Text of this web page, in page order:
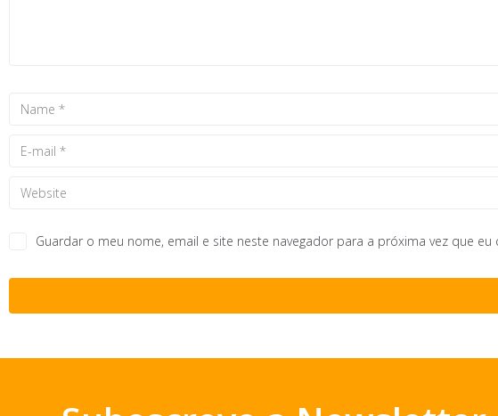
Guardar o meu nome, email e site neste navegador para a próxima vez que eu